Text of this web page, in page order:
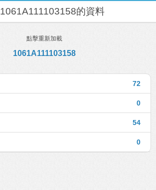
1061A111103158的資料
點擊重新加載
1061A111103158
72
0
54
0